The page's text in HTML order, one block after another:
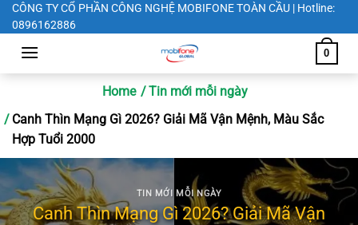
Chuyển
đến
CÔNG TY CỔ PHẦN CÔNG NGHỆ MOBIFONE TOÀN CẦU | Hotline:
0896162886
0
Home
Tin mới mỗi ngày
Canh Thìn Mạng Gì 2026? Giải Mã Vận Mệnh, Màu Sắc
Hợp Tuổi 2000
TIN MỚI MỖI NGÀY
Canh Thìn Mạng Gì 2026? Giải Mã Vận